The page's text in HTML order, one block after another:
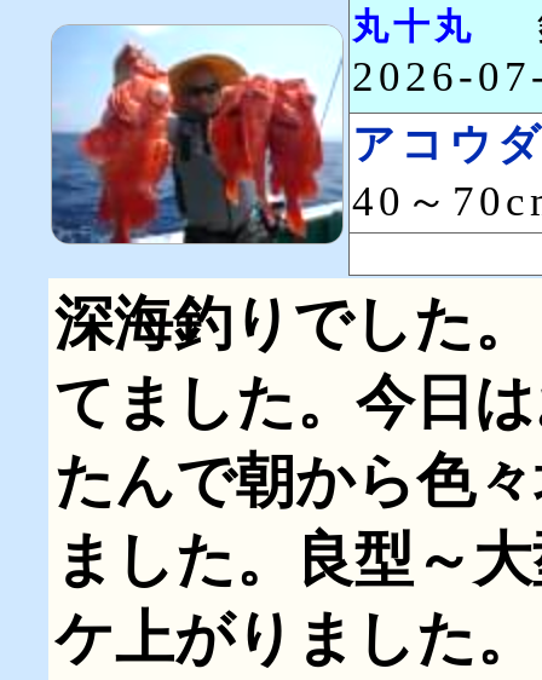
丸十丸
2026-
アコウ
40～
深海釣りでした
てました。今日
たんで朝から色
ました。良型～
ケ上がりました